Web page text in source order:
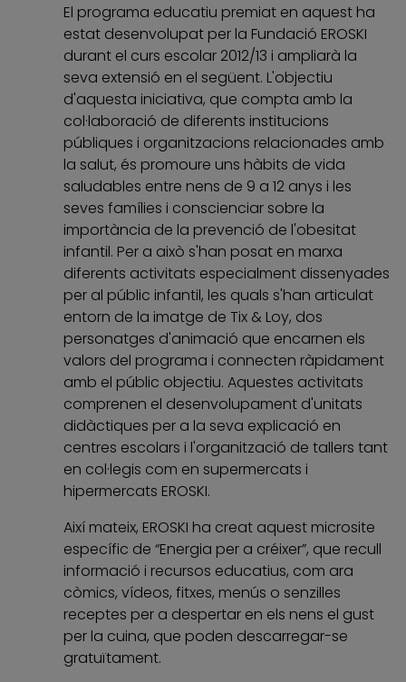
El programa educatiu premiat en aquest ha
estat desenvolupat per la Fundació EROSKI
durant el curs escolar 2012/13 i ampliarà la
seva extensió en el següent. L'objectiu
d'aquesta iniciativa, que compta amb la
col·laboració de diferents institucions
públiques i organitzacions relacionades amb
la salut, és promoure uns hàbits de vida
saludables entre nens de 9 a 12 anys i les
seves famílies i conscienciar sobre la
importància de la prevenció de l'obesitat
infantil. Per a això s'han posat en marxa
diferents activitats especialment dissenyades
per al públic infantil, les quals s'han articulat
entorn de la imatge de Tix & Loy, dos
personatges d'animació que encarnen els
valors del programa i connecten ràpidament
amb el públic objectiu. Aquestes activitats
comprenen el desenvolupament d'unitats
didàctiques per a la seva explicació en
centres escolars i l'organització de tallers tant
en col·legis com en supermercats i
hipermercats EROSKI.
Així mateix, EROSKI ha creat aquest microsite
específic de “Energia per a créixer”, que recull
informació i recursos educatius, com ara
còmics, vídeos, fitxes, menús o senzilles
receptes per a despertar en els nens el gust
per la cuina, que poden descarregar-se
gratuïtament.